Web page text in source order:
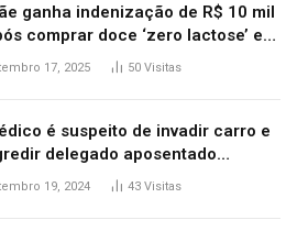
ganha indenização de R$ 10 mil
comprar doce ‘zero lactose’ e
ter reação alérgica grave
17, 2025 50 Visitas
é suspeito de invadir carro e
delegado aposentado
confusão no trânsito
19, 2024 43 Visitas